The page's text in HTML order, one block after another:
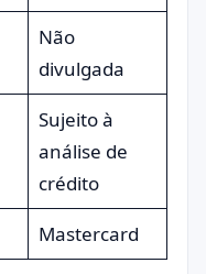
Não
divulgada
Sujeito à
análise de
crédito
Mastercard